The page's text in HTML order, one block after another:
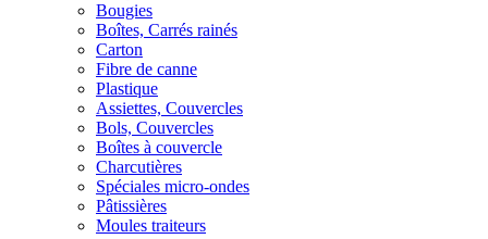
Bougies
Boîtes, Carrés rainés
Carton
Fibre de canne
Plastique
Assiettes, Couvercles
Bols, Couvercles
Boîtes à couvercle
Charcutières
Spéciales micro-ondes
Pâtissières
Moules traiteurs